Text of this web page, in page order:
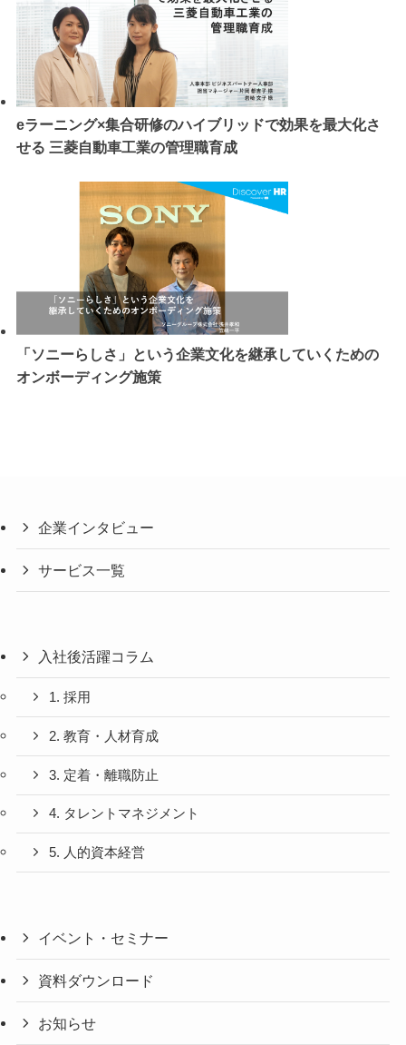
eラーニング×集合研修のハイブリッドで効果を最大化さ
せる 三菱自動車工業の管理職育成
「ソニーらしさ」という企業文化を継承していくための
オンボーディング施策
企業インタビュー
サービス一覧
入社後活躍コラム
1. 採用
2. 教育・人材育成
3. 定着・離職防止
4. タレントマネジメント
5. 人的資本経営
イベント・セミナー
資料ダウンロード
お知らせ